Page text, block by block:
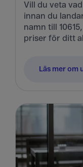
Vill du veta
innan du
namn till
priser för ditt
Läs mer om